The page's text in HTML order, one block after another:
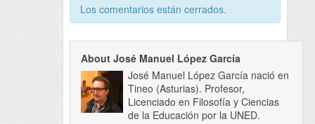
Los comentarios están cerrados.
About José Manuel López García
José Manuel López García nació en
Tineo (Asturias). Profesor,
Licenciado en Filosofía y Ciencias
de la Educación por la UNED.